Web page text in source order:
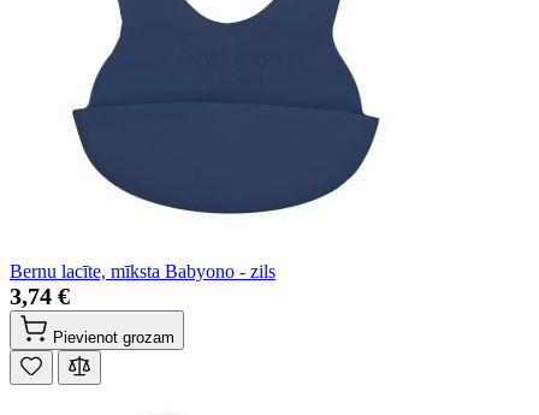
Bernu lacīte, mīksta Babyono - zils
3,74 €
Pievienot grozam